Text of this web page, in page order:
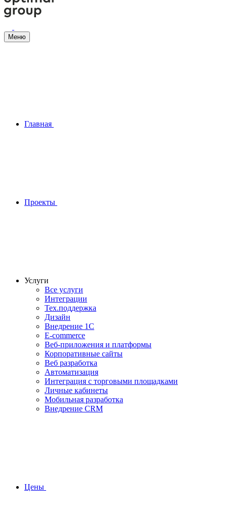
Меню
Главная
Проекты
Услуги
Все услуги
Интеграции
Тех.поддержка
Дизайн
Внедрение 1С
E-commerce
Веб-приложения и платформы
Корпоративные сайты
Веб разработка
Автоматизация
Интеграция с торговыми площадками
Личные кабинеты
Мобильная разработка
Внедрение CRM
Цены